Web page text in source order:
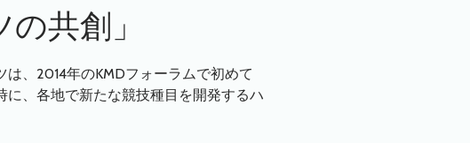
共創」
、2014年のKMDフォーラムで初めて
、各地で新たな競技種目を開発するハ